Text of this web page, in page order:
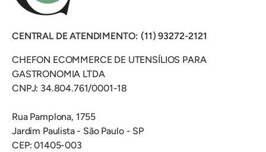
CENTRAL DE ATENDIMENTO: (11) 93272-2121
CHEFON ECOMMERCE DE UTENSÍLIOS PARA
GASTRONOMIA LTDA
CNPJ: 34.804.761/0001-18
Rua Pamplona, 1755
Jardim Paulista - São Paulo - SP
CEP: 01405-003